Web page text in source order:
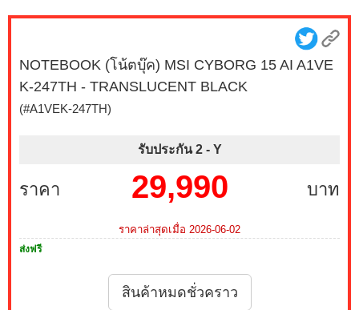
NOTEBOOK (โน้ตบุ๊ค) MSI CYBORG 15 AI A1VE
K-247TH - TRANSLUCENT BLACK
(#A1VEK-247TH)
รับประกัน 2 - Y
ราคา บาท
29,990
ราคาล่าสุดเมื่อ 2026-06-02
ส่งฟรี
สินค้าหมดชั่วคราว